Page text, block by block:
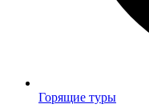
Горящие туры